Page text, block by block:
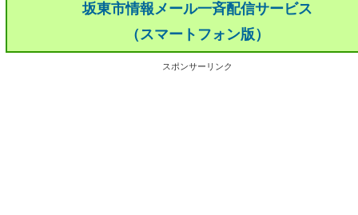
坂東市情報メール一斉配信サービス
（スマートフォン版）
スポンサーリンク